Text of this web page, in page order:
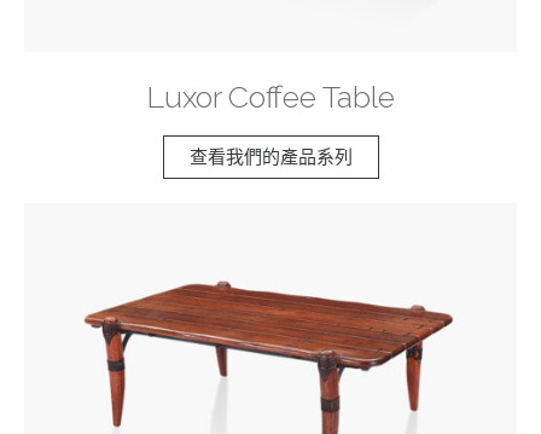
Luxor Coffee Table
查看我們的產品系列